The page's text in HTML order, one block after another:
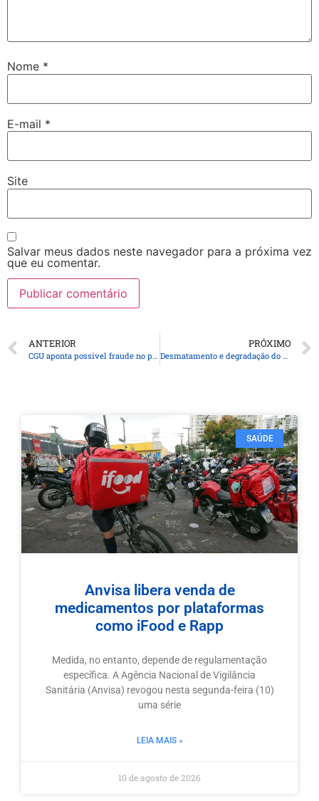
Nome *
E-mail *
Site
Salvar meus dados neste navegador para a próxima vez
que eu comentar.
ANTERIOR
CGU aponta possível fraude no pagamento de benefícios durante eleições
PRÓXIMO
Desmatamento e degradação do habitat: Quem é o grande vilão, o madeireiro, o agronegócio ou mineração e garimpo?
SAÚDE
Anvisa libera venda de
medicamentos por plataformas
como iFood e Rapp
Medida, no entanto, depende de regulamentação
específica. A Agência Nacional de Vigilância
Sanitária (Anvisa) revogou nesta segunda-feira (10)
uma série
LEIA MAIS »
10 de agosto de 2026